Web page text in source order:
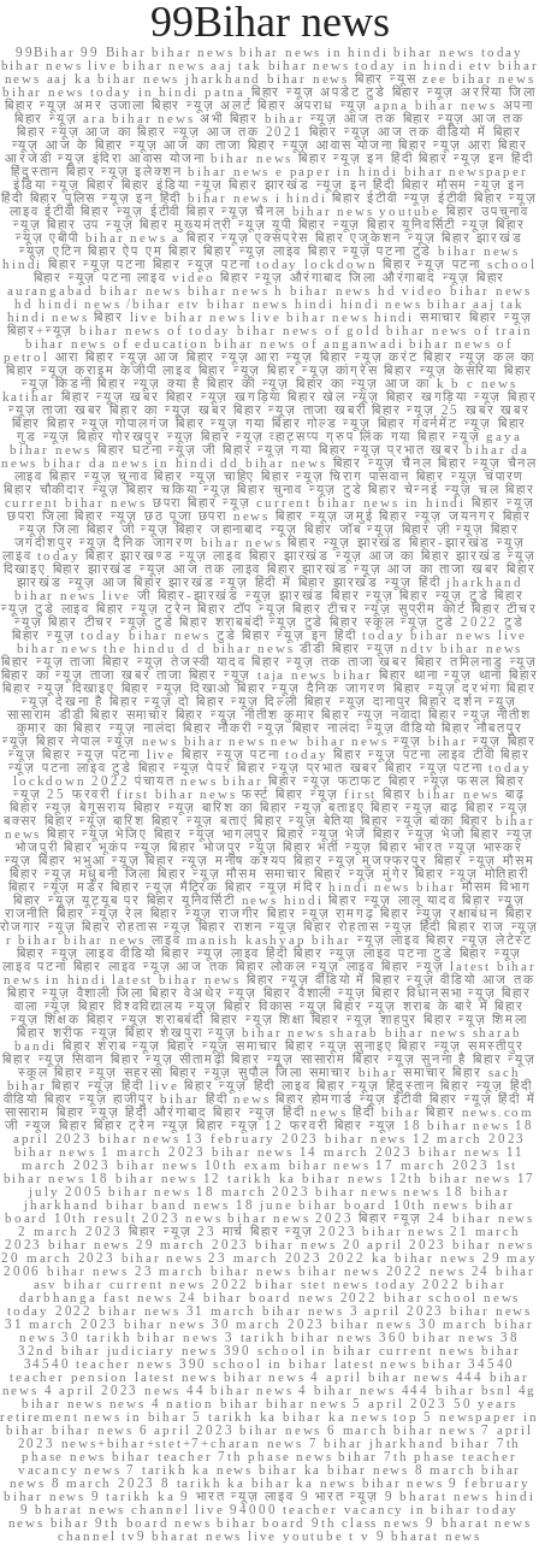
99Bihar news
99Bihar 99 Bihar bihar news bihar news in hindi bihar news today
bihar news live bihar news aaj tak bihar news today in hindi etv bihar
news aaj ka bihar news jharkhand bihar news बिहार न्यूस zee bihar news
bihar news today in hindi patna बिहार न्यूज़ अपडेट टुडे बिहार न्यूज़ अररिया जिला
बिहार न्यूज़ अमर उजाला बिहार न्यूज़ अलर्ट बिहार अपराध न्यूज़ apna bihar news अपना
बिहार न्यूज़ ara bihar news अभी बिहार bihar न्यूज़ आज तक बिहार न्यूज़ आज तक
बिहार न्यूज़ आज का बिहार न्यूज़ आज तक 2021 बिहार न्यूज़ आज तक वीडियो में बिहार
न्यूज़ आज के बिहार न्यूज़ आज का ताजा बिहार न्यूज़ आवास योजना बिहार न्यूज़ आरा बिहार
आरजेडी न्यूज़ इंदिरा आवास योजना bihar news बिहार न्यूज़ इन हिंदी बिहार न्यूज़ इन हिंदी
हिंदुस्तान बिहार न्यूज़ इलेक्शन bihar news e paper in hindi bihar newspaper
इंडिया न्यूज़ बिहार बिहार इंडिया न्यूज़ बिहार झारखंड न्यूज़ इन हिंदी बिहार मौसम न्यूज़ इन
हिंदी बिहार पुलिस न्यूज़ इन हिंदी bihar news i hindi बिहार ईटीवी न्यूज़ ईटीवी बिहार न्यूज़
लाइव ईटीवी बिहार न्यूज़ ईटीवी बिहार न्यूज़ चैनल bihar news youtube बिहार उपचुनाव
न्यूज़ बिहार उप न्यूज़ बिहार मुख्यमंत्री न्यूज़ यूपी बिहार न्यूज़ बिहार यूनिवर्सिटी न्यूज़ बिहार
न्यूज़ एबीपी bihar news a बिहार न्यूज़ एक्सप्रेस बिहार एजुकेशन न्यूज़ बिहार झारखंड
न्यूज़ एटिन बिहार ऐप एम बिहार बिहार न्यूज़ लाइव बिहार न्यूज़ पटना टुडे bihar news
hindi बिहार न्यूज़ पटना बिहार न्यूज़ पटना today lockdown बिहार न्यूज़ पटना school
बिहार न्यूज़ पटना लाइव video बिहार न्यूज़ औरंगाबाद जिला औरंगाबाद न्यूज़ बिहार
aurangabad bihar news bihar news h bihar news hd video bihar news
hd hindi news /bihar etv bihar news hindi hindi news bihar aaj tak
hindi news बिहार live bihar news live bihar news hindi समाचार बिहार न्यूज़
बिहार+न्यूज़ bihar news of today bihar news of gold bihar news of train
bihar news of education bihar news of anganwadi bihar news of
petrol आरा बिहार न्यूज़ आज बिहार न्यूज़ आरा न्यूज़ बिहार न्यूज़ करंट बिहार न्यूज़ कल का
बिहार न्यूज़ क्राइम केजीपी लाइव बिहार न्यूज़ बिहार न्यूज़ कांग्रेस बिहार न्यूज़ केसरिया बिहार
न्यूज़ किडनी बिहार न्यूज़ क्या है बिहार की न्यूज़ बिहार का न्यूज़ आज का k b c news
katihar बिहार न्यूज़ खबर बिहार न्यूज़ खगड़िया बिहार खेल न्यूज़ बिहार खगड़िया न्यूज़ बिहार
न्यूज़ ताजा खबर बिहार का न्यूज़ खबर बिहार न्यूज़ ताजा खबरी बिहार न्यूज़ 25 खबर खबर
बिहार बिहार न्यूज़ गोपालगंज बिहार न्यूज़ गया बिहार गोल्ड न्यूज़ बिहार गवर्नमेंट न्यूज़ बिहार
गुड न्यूज़ बिहार गोरखपुर न्यूज़ बिहार न्यूज़ व्हाट्सप्प ग्रुप लिंक गया बिहार न्यूज़ gaya
bihar news बिहार घटना न्यूज़ जी बिहार न्यूज़ गया बिहार न्यूज़ प्रभात खबर bihar da
news bihar da news in hindi dd bihar news बिहार न्यूज़ चैनल बिहार न्यूज़ चैनल
लाइव बिहार न्यूज़ चुनाव बिहार न्यूज़ चाहिए बिहार न्यूज़ चिराग पासवान बिहार न्यूज़ चंपारण
बिहार चौकीदार न्यूज़ बिहार चकिया न्यूज़ बिहार चुनाव न्यूज़ टुडे बिहार चेन्नई न्यूज़ चल बिहार
current bihar news छपरा बिहार न्यूज़ current bihar news in hindi बिहार न्यूज़
छपरा जिला बिहार न्यूज़ छठ पूजा छपरा news बिहार न्यूज़ जमुई बिहार न्यूज़ जयनगर बिहार
न्यूज़ जिला बिहार जी न्यूज़ बिहार जहानाबाद न्यूज़ बिहार जॉब न्यूज़ बिहार ज़ी न्यूज़ बिहार
जगदीशपुर न्यूज़ दैनिक जागरण bihar news बिहार न्यूज़ झारखंड बिहार-झारखंड न्यूज़
लाइव today बिहार झारखण्ड न्यूज़ लाइव बिहार झारखंड न्यूज़ आज का बिहार झारखंड न्यूज़
दिखाइए बिहार झारखंड न्यूज़ आज तक लाइव बिहार झारखंड न्यूज़ आज का ताजा खबर बिहार
झारखंड न्यूज़ आज बिहार झारखंड न्यूज़ हिंदी में बिहार झारखंड न्यूज़ हिंदी jharkhand
bihar news live जी बिहार-झारखंड न्यूज़ झारखंड बिहार न्यूज़ बिहार न्यूज़ टुडे बिहार
न्यूज़ टुडे लाइव बिहार न्यूज़ ट्रेन बिहार टॉप न्यूज़ बिहार टीचर न्यूज़ सुप्रीम कोर्ट बिहार टीचर
न्यूज़ बिहार टीचर न्यूज़ टुडे बिहार शराबबंदी न्यूज़ टुडे बिहार स्कूल न्यूज़ टुडे 2022 टुडे
बिहार न्यूज़ today bihar news टुडे बिहार न्यूज़ इन हिंदी today bihar news live
bihar news the hindu d d bihar news डीडी बिहार न्यूज़ ndtv bihar news
बिहार न्यूज़ ताजा बिहार न्यूज़ तेजस्वी यादव बिहार न्यूज़ तक ताजा खबर बिहार तमिलनाडु न्यूज़
बिहार का न्यूज़ ताजा खबर ताजा बिहार न्यूज़ taja news bihar बिहार थाना न्यूज़ थाना बिहार
बिहार न्यूज़ दिखाइए बिहार न्यूज़ दिखाओ बिहार न्यूज़ दैनिक जागरण बिहार न्यूज़ दरभंगा बिहार
न्यूज़ देखना है बिहार न्यूज़ दो बिहार न्यूज़ दिल्ली बिहार न्यूज़ दानापुर बिहार दर्शन न्यूज़
सासाराम डीडी बिहार समाचार बिहार न्यूज़ नीतीश कुमार बिहार न्यूज़ नवादा बिहार न्यूज़ नीतीश
कुमार का बिहार न्यूज़ नालंदा बिहार नौकरी न्यूज़ बिहार नालंदा न्यूज़ वीडियो बिहार नौबतपुर
न्यूज़ बिहार नेपाल न्यूज़ news bihar news new bihar news न्यूज़ bihar न्यूज़ बिहार
न्यूज़ बिहार न्यूज़ पटना live बिहार न्यूज़ पटना today बिहार न्यूज़ पटना लाइव टीवी बिहार
न्यूज़ पटना लाइव टुडे बिहार न्यूज़ पेपर बिहार न्यूज़ प्रभात खबर बिहार न्यूज़ पटना today
lockdown 2022 पंचायत news bihar बिहार न्यूज़ फटाफट बिहार न्यूज़ फसल बिहार
न्यूज़ 25 फरवरी first bihar news फर्स्ट बिहार न्यूज़ first बिहार bihar news बाढ़
बिहार न्यूज़ बेगूसराय बिहार न्यूज़ बारिश का बिहार न्यूज़ बताइए बिहार न्यूज़ बाढ़ बिहार न्यूज़
बक्सर बिहार न्यूज़ बारिश बिहार न्यूज़ बताएं बिहार न्यूज़ बेतिया बिहार न्यूज़ बांका बिहार bihar
news बिहार न्यूज़ भेजिए बिहार न्यूज़ भागलपुर बिहार न्यूज़ भेजें बिहार न्यूज़ भेजो बिहार न्यूज़
भोजपुरी बिहार भूकंप न्यूज़ बिहार भोजपुर न्यूज़ बिहार भर्ती न्यूज़ बिहार भारत न्यूज़ भास्कर
न्यूज़ बिहार भभुआ न्यूज़ बिहार न्यूज़ मनीष कश्यप बिहार न्यूज़ मुजफ्फरपुर बिहार न्यूज़ मौसम
बिहार न्यूज़ मधुबनी जिला बिहार न्यूज़ मौसम समाचार बिहार न्यूज़ मुंगेर बिहार न्यूज़ मोतिहारी
बिहार न्यूज़ मर्डर बिहार न्यूज़ मैट्रिक बिहार न्यूज़ मंदिर hindi news bihar मौसम विभाग
बिहार न्यूज़ यूट्यूब पर बिहार यूनिवर्सिटी news hindi बिहार न्यूज़ लालू यादव बिहार न्यूज़
राजनीति बिहार न्यूज़ रेल बिहार न्यूज़ राजगीर बिहार न्यूज़ रामगढ़ बिहार न्यूज़ रक्षाबंधन बिहार
रोजगार न्यूज़ बिहार रोहतास न्यूज़ बिहार राशन न्यूज़ बिहार रोहतास न्यूज़ हिंदी बिहार राज न्यूज़
r bihar bihar news लाइव manish kashyap bihar न्यूज़ लाइव बिहार न्यूज़ लेटेस्ट
बिहार न्यूज़ लाइव वीडियो बिहार न्यूज़ लाइव हिंदी बिहार न्यूज़ लाइव पटना टुडे बिहार न्यूज़
लाइव पटना बिहार लाइव न्यूज़ आज तक बिहार लोकल न्यूज़ लाइव बिहार न्यूज़ latest bihar
news in hindi latest bihar news बिहार न्यूज़ वीडियो में बिहार न्यूज़ वीडियो आज तक
बिहार न्यूज़ वैशाली जिला बिहार वेअथेर न्यूज़ बिहार वैशाली न्यूज़ बिहार विधानसभा न्यूज़ बिहार
वाला न्यूज़ बिहार विश्वविद्यालय न्यूज़ बिहार विकास न्यूज़ बिहार न्यूज़ शराब के बारे में बिहार
न्यूज़ शिक्षक बिहार न्यूज़ शराबबंदी बिहार न्यूज़ शिक्षा बिहार न्यूज़ शाहपुर बिहार न्यूज़ शिमला
बिहार शरीफ न्यूज़ बिहार शेखपुरा न्यूज़ bihar news sharab bihar news sharab
bandi बिहार शराब न्यूज़ बिहार न्यूज़ समाचार बिहार न्यूज़ सुनाइए बिहार न्यूज़ समस्तीपुर
बिहार न्यूज़ सिवान बिहार न्यूज़ सीतामढ़ी बिहार न्यूज़ सासाराम बिहार न्यूज़ सुनना है बिहार न्यूज़
स्कूल बिहार न्यूज़ सहरसा बिहार न्यूज़ सुपौल जिला समाचार bihar समाचार बिहार sach
bihar बिहार न्यूज़ हिंदी live बिहार न्यूज़ हिंदी लाइव बिहार न्यूज़ हिंदुस्तान बिहार न्यूज़ हिंदी
वीडियो बिहार न्यूज़ हाजीपुर bihar हिंदी news बिहार होमगार्ड न्यूज़ ईटीवी बिहार न्यूज़ हिंदी में
सासाराम बिहार न्यूज़ हिंदी औरंगाबाद बिहार न्यूज़ हिंदी news हिंदी bihar बिहार news.com
जी न्यूज बिहार बिहार ट्रेन न्यूज़ बिहार न्यूज़ 12 फरवरी बिहार न्यूज़ 18 bihar news 18
april 2023 bihar news 13 february 2023 bihar news 12 march 2023
bihar news 1 march 2023 bihar news 14 march 2023 bihar news 11
march 2023 bihar news 10th exam bihar news 17 march 2023 1st
bihar news 18 bihar news 12 tarikh ka bihar news 12th bihar news 17
july 2005 bihar news 18 march 2023 bihar news news 18 bihar
jharkhand bihar band news 18 june bihar board 10th news bihar
board 10th result 2023 news bihar news 2023 बिहार न्यूज़ 24 bihar news
2 march 2023 बिहार न्यूज़ 23 मार्च बिहार न्यूज़ 2023 bihar news 21 march
2023 bihar news 29 march 2023 bihar news 20 april 2023 bihar news
20 march 2023 bihar news 23 march 2023 2022 ka bihar news 29 may
2006 bihar news 23 march bihar news bihar news 2022 news 24 bihar
asv bihar current news 2022 bihar stet news today 2022 bihar
darbhanga fast news 24 bihar board news 2022 bihar school news
today 2022 bihar news 31 march bihar news 3 april 2023 bihar news
31 march 2023 bihar news 30 march 2023 bihar news 30 march bihar
news 30 tarikh bihar news 3 tarikh bihar news 360 bihar news 38
32nd bihar judiciary news 390 school in bihar current news bihar
34540 teacher news 390 school in bihar latest news bihar 34540
teacher pension latest news bihar news 4 april bihar news 444 bihar
news 4 april 2023 news 44 bihar news 4 bihar news 444 bihar bsnl 4g
bihar news news 4 nation bihar bihar news 5 april 2023 50 years
retirement news in bihar 5 tarikh ka bihar ka news top 5 newspaper in
bihar bihar news 6 april 2023 bihar news 6 march bihar news 7 april
2023 news+bihar+stet+7+charan news 7 bihar jharkhand bihar 7th
phase news bihar teacher 7th phase news bihar 7th phase teacher
vacancy news 7 tarikh ka news bihar ka bihar news 8 march bihar
news 8 march 2023 8 tarikh ka bihar ka news bihar news 9 february
bihar news 9 tarikh ka 9 भारत न्यूज़ लाइव 9 भारत न्यूज़ 9 bharat news hindi
9 bharat news channel live 94000 teacher vacancy in bihar today
news bihar 9th board news bihar board 9th class news 9 bharat news
channel tv9 bharat news live youtube t v 9 bharat news